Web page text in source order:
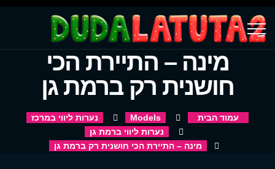
מינה – התיירת הכי
חושנית רק ברמת גן
עמוד הבית Models
נערות ליווי במרכז
נערות ליווי ברמת גן
מינה – התיירת הכי חושנית רק ברמת גן